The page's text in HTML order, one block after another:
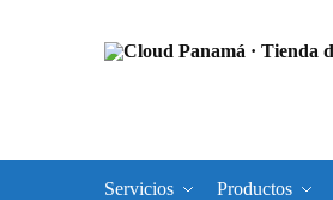
Servicios Productos